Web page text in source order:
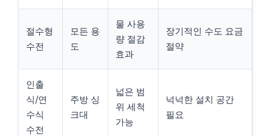
절수형
수전
모든 용
도
물 사용
량 절감
효과
장기적인 수도 요금
절약
인출
식/연
수식
수전
주방 싱
크대
넓은 범
위 세척
가능
넉넉한 설치 공간
필요